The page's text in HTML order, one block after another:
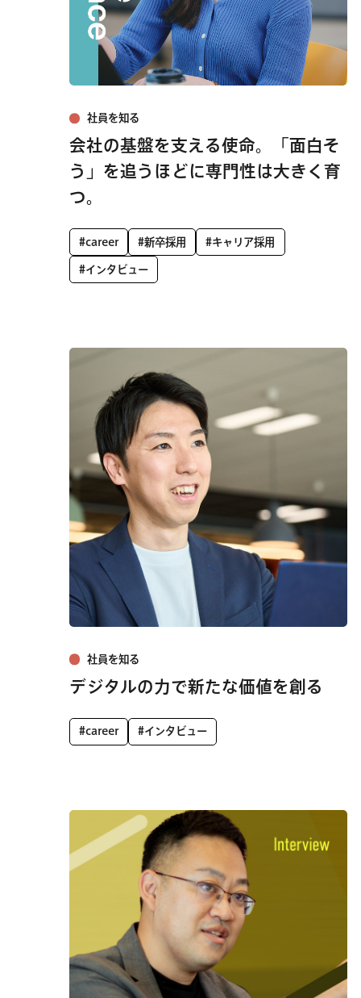
社員を知る
会社の基盤を支える使命。「面白そ
う」を追うほどに専門性は大きく育
つ。
#career #新卒採用 #キャリア採用
#インタビュー
社員を知る
デジタルの力で新たな価値を創る
#career #インタビュー